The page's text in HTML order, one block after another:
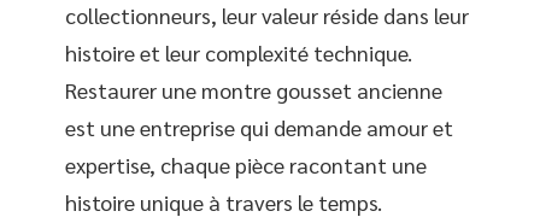
collectionneurs, leur valeur réside dans leur
histoire et leur complexité technique.
Restaurer une montre gousset ancienne
est une entreprise qui demande amour et
expertise, chaque pièce racontant une
histoire unique à travers le temps.